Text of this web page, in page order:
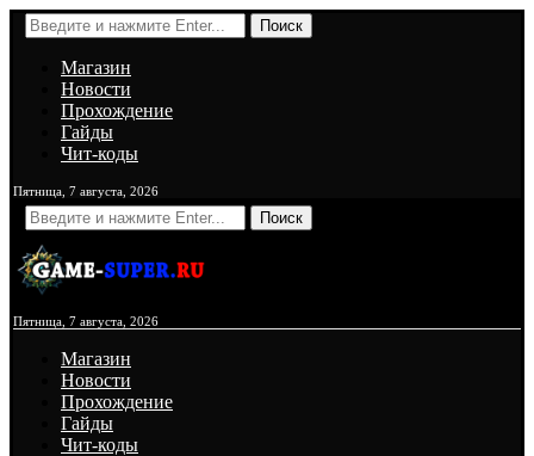
Поиск
Магазин
Новости
Прохождение
Гайды
Чит-коды
Пятница, 7 августа, 2026
Поиск
Пятница, 7 августа, 2026
Магазин
Новости
Прохождение
Гайды
Чит-коды